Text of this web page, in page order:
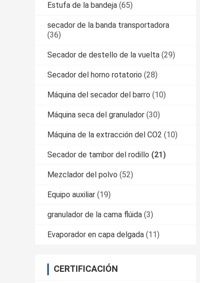
Estufa de la bandeja (65)
secador de la banda transportadora
(36)
Secador de destello de la vuelta (29)
Secador del horno rotatorio (28)
Máquina del secador del barro (10)
Máquina seca del granulador (30)
Máquina de la extracción del CO2 (10)
Secador de tambor del rodillo (21)
Mezclador del polvo (52)
Equipo auxiliar (19)
granulador de la cama flúida (3)
Evaporador en capa delgada (11)
CERTIFICACIÓN